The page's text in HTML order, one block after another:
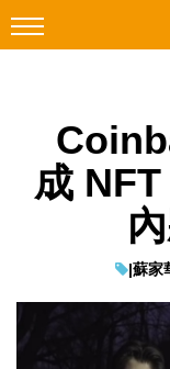
Facebook
科技焦點
教學評測
成
|蘇家